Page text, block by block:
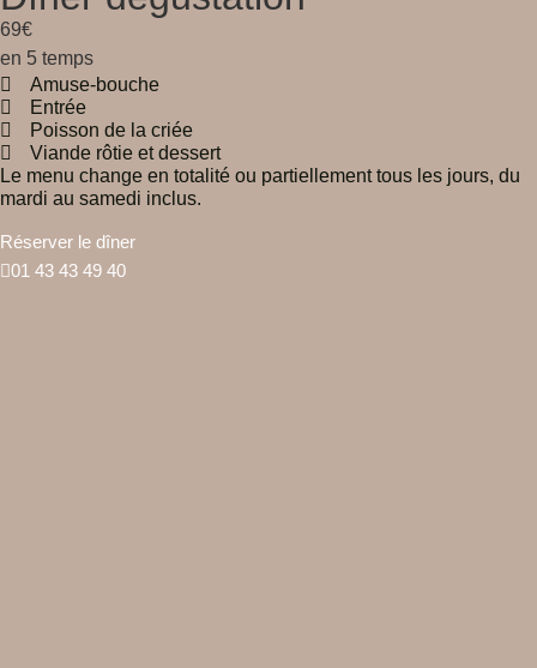
69€
en 5 temps
Amuse-bouche
Entrée
Poisson de la criée
Viande rôtie et dessert
Le menu change en totalité ou partiellement tous les jours, du
mardi au samedi inclus.
Réserver le dîner
01 43 43 49 40